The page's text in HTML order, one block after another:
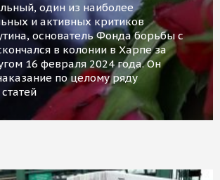
один из наиболее
и активных критиков
основатель Фонда борьбы с
в колонии в Харпе за
16 февраля 2024 года. Он
по целому ряду